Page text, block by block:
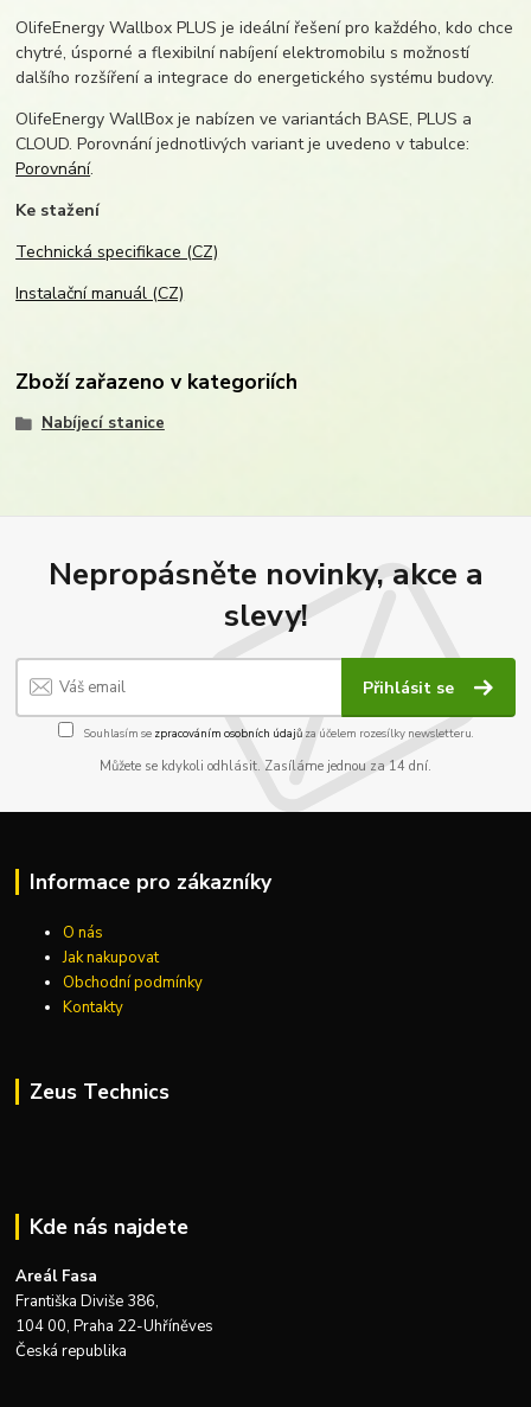
OlifeEnergy Wallbox PLUS je ideální řešení pro každého, kdo chce
chytré, úsporné a flexibilní nabíjení elektromobilu s možností
dalšího rozšíření a integrace do energetického systému budovy.
OlifeEnergy WallBox je nabízen ve variantách BASE, PLUS a
CLOUD. Porovnání jednotlivých variant je uvedeno v tabulce:
Porovnání.
Ke stažení
Technická specifikace (CZ)
Instalační manuál (CZ)
Zboží zařazeno v kategoriích
Nabíjecí stanice
Nepropásněte novinky, akce a
slevy!
Přihlásit se
Souhlasím se zpracováním osobních údajůza účelem rozesílky newsletteru.
Můžete se kdykoli odhlásit. Zasíláme jednou za 14 dní.
Informace pro zákazníky
O nás
Jak nakupovat
Obchodní podmínky
Kontakty
Zeus Technics
Kde nás najdete
Areál Fasa
Františka Diviše 386,
104 00, Praha 22-Uhříněves
Česká republika